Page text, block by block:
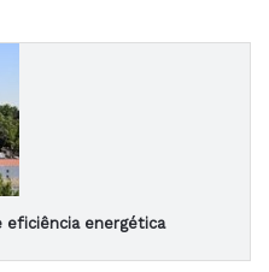
eficiência energética